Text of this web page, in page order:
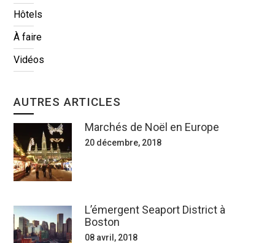
Hôtels
À faire
Vidéos
AUTRES ARTICLES
Marchés de Noël en Europe
20 décembre, 2018
L’émergent Seaport District à
Boston
08 avril, 2018